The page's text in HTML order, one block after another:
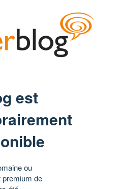
est
ou
premium de